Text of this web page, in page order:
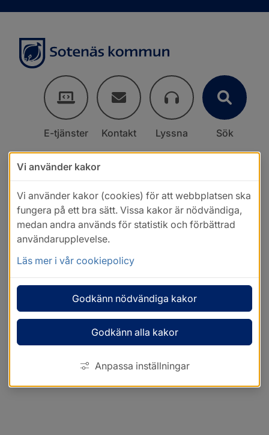
E-tjänster Kontakt Lyssna Sök
Vi använder kakor
Vi använder kakor (cookies) för att webbplatsen ska
fungera på ett bra sätt. Vissa kakor är nödvändiga,
medan andra används för statistik och förbättrad
användarupplevelse.
Läs mer i vår cookiepolicy
Godkänn nödvändiga kakor
Godkänn alla kakor
Anpassa inställningar